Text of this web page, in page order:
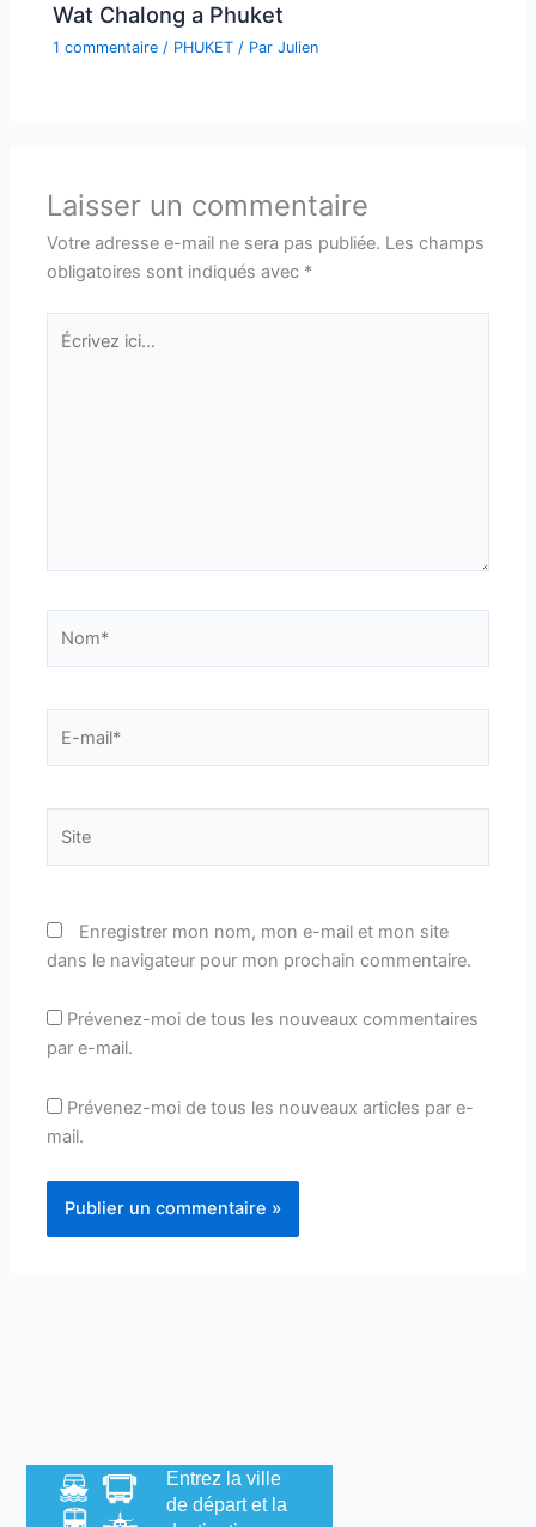
Wat Chalong a Phuket
1 commentaire / PHUKET / ParJulien
Laisser un commentaire
Votre adresse e-mail ne sera pas publiée. Les champs
obligatoires sont indiqués avec *
Écrivez
ici…
mail*
Enregistrer mon nom, mon e-mail et mon site
dans le navigateur pour mon prochain commentaire.
Prévenez-moi de tous les nouveaux commentaires
par e-mail.
Prévenez-moi de tous les nouveaux articles par e-
mail.
Entrez la ville
de départ et la